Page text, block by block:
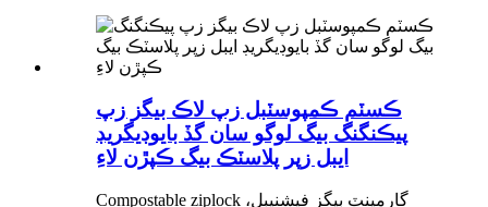
ڪسٽم ڪمپوسٽبل زپ لاڪ بيگز زپ
پيڪنگنگ بيگ لوگو سان گڏ بايوڊيگريڊ
ايبل زپر پلاسٽڪ بيگ ڪپڙن لاءِ
Compostable ziplock گارمينٽ بيگز فيشنيبل،